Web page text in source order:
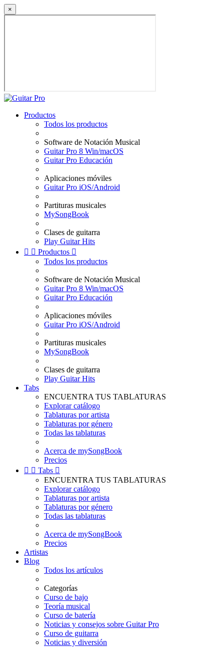
×
Productos
Todos los productos
Software de Notación Musical
Guitar Pro 8 Win/macOS
Guitar Pro Educación
Aplicaciones móviles
Guitar Pro iOS/Android
Partituras musicales
MySongBook
Clases de guitarra
Play Guitar Hits
  Productos 
Todos los productos
Software de Notación Musical
Guitar Pro 8 Win/macOS
Guitar Pro Educación
Aplicaciones móviles
Guitar Pro iOS/Android
Partituras musicales
MySongBook
Clases de guitarra
Play Guitar Hits
Tabs
ENCUENTRA TUS TABLATURAS
Explorar catálogo
Tablaturas por artista
Tablaturas por género
Todas las tablaturas
Acerca de mySongBook
Precios
  Tabs 
ENCUENTRA TUS TABLATURAS
Explorar catálogo
Tablaturas por artista
Tablaturas por género
Todas las tablaturas
Acerca de mySongBook
Precios
Artistas
Blog
Todos los artículos
Categorías
Curso de bajo
Teoría musical
Curso de batería
Noticias y consejos sobre Guitar Pro
Curso de guitarra
Noticias y diversión